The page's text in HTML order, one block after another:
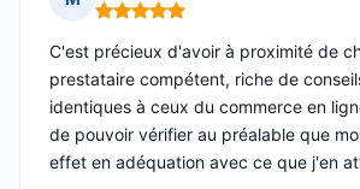
Note : 5 sur 5
C'est précieux d'avoir à proximité de
prestataire compétent, riche de
identiques à ceux du commerce en
de pouvoir vérifier au préalable que
effet en adéquation avec ce que j'en